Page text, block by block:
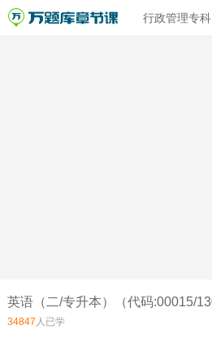
行政管理专科
34847 人已学